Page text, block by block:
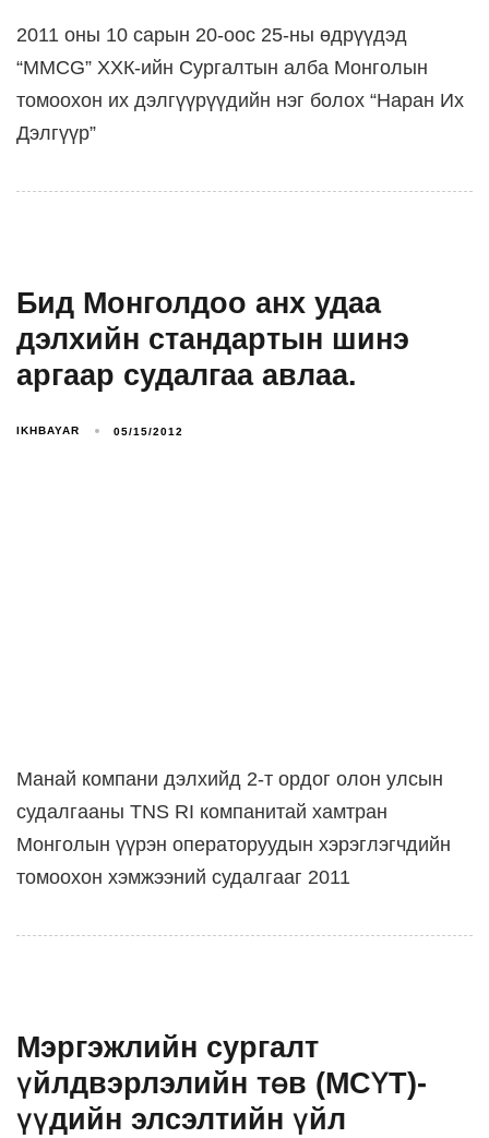
2011 оны 10 сарын 20-оос 25-ны өдрүүдэд
“MMCG” ХХК-ийн Сургалтын алба Монголын
томоохон их дэлгүүрүүдийн нэг болох “Наран Их
Дэлгүүр”
Бид Монголдоо анх удаа
дэлхийн стандартын шинэ
аргаар судалгаа авлаа.
IKHBAYAR 05/15/2012
Манай компани дэлхийд 2-т ордог олон улсын
судалгааны TNS RI компанитай хамтран
Монголын үүрэн операторуудын хэрэглэгчдийн
томоохон хэмжээний судалгааг 2011
Мэргэжлийн сургалт
үйлдвэрлэлийн төв (МСҮТ)-
үүдийн элсэлтийн үйл